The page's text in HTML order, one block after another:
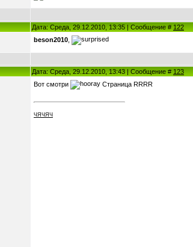
Дата: Среда, 29.12.2010, 13:35 | Сообщение # 122
beson2010
Дата: Среда, 29.12.2010, 13:43 | Сообщение # 123
Вот смотри Страница RRRR
ЧЯЧЯЧ